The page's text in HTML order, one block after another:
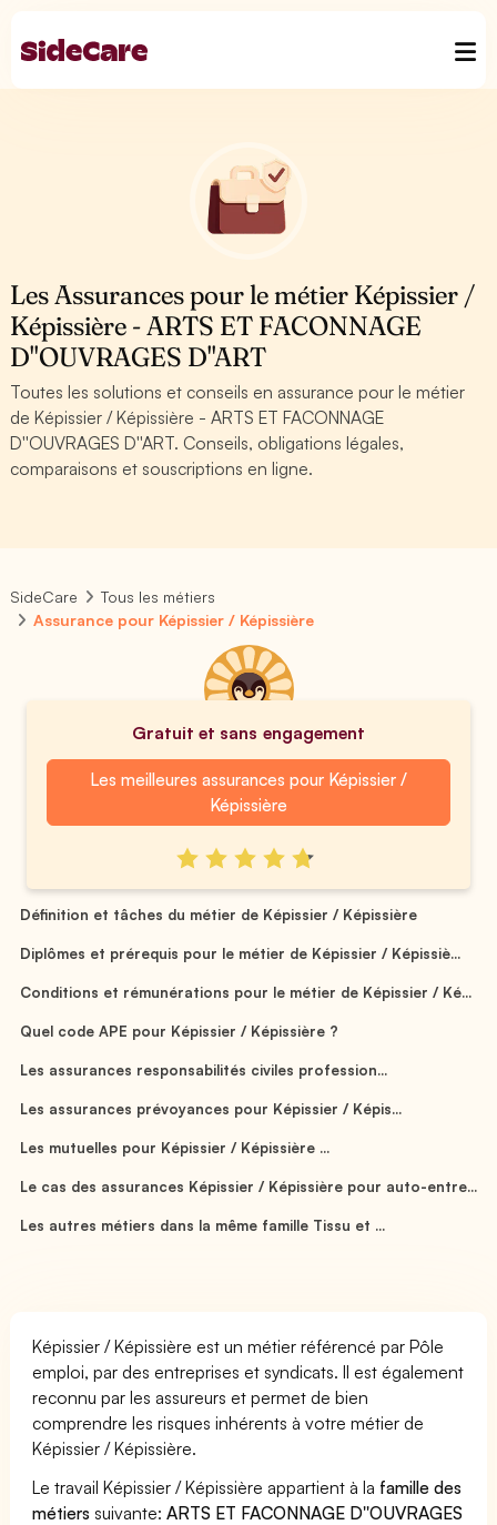
Les Assurances pour le métier Képissier /
Képissière - ARTS ET FACONNAGE
D''OUVRAGES D''ART
Toutes les solutions et conseils en assurance pour le métier
de Képissier / Képissière - ARTS ET FACONNAGE
D''OUVRAGES D''ART. Conseils, obligations légales,
comparaisons et souscriptions en ligne.
SideCare
Tous les métiers
Assurance pour Képissier / Képissière
Gratuit et sans engagement
Les meilleures assurances pour Képissier /
Képissière
Définition et tâches du métier de Képissier / Képissière
Diplômes et prérequis pour le métier de Képissier / Képissiè...
Conditions et rémunérations pour le métier de Képissier / Ké...
Quel code APE pour Képissier / Képissière ?
Les assurances responsabilités civiles profession...
Les assurances prévoyances pour Képissier / Képis...
Les mutuelles pour Képissier / Képissière ...
Le cas des assurances Képissier / Képissière pour auto-entre...
Les autres métiers dans la même famille Tissu et ...
Képissier / Képissière est un métier référencé par Pôle
emploi, par des entreprises et syndicats. Il est également
reconnu par les assureurs et permet de bien
comprendre les risques inhérents à votre métier de
Képissier / Képissière.
Le travail Képissier / Képissière appartient à la famille des
métiers suivante:ARTS ET FACONNAGE D''OUVRAGES